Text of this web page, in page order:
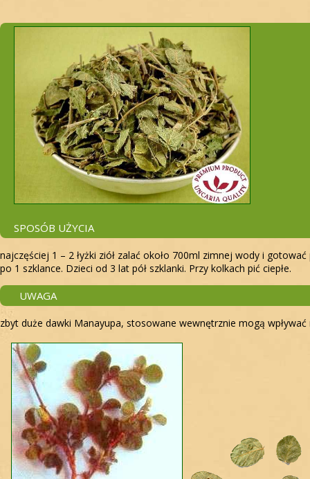
SPOSÓB UŻYCIA
najczęściej 1 – 2 łyżki ziół zalać około 700ml zimnej wody i
po 1 szklance. Dzieci od 3 lat pół szklanki. Przy kolkach pić ciepłe.
UWAGA
zbyt duże dawki Manayupa, stosowane wewnętrznie mogą